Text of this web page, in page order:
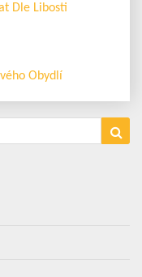
Dle Libosti
Obydlí